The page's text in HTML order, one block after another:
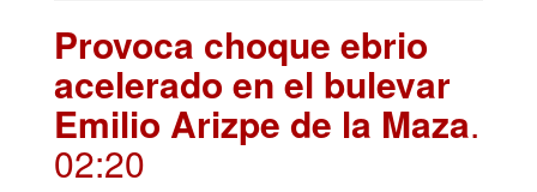
Provoca choque ebrio
acelerado en el bulevar
Emilio Arizpe de la Maza.
02:20